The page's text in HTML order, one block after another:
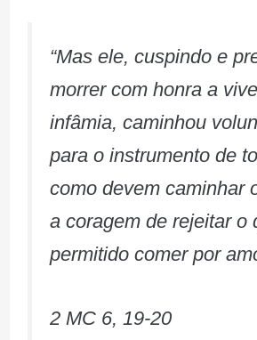
“Mas ele, cuspindo e
morrer com honra a
infâmia, caminhou
para o instrumento de
como devem caminhar
a coragem de rejeitar o
permitido comer por
2 MC 6, 19-20